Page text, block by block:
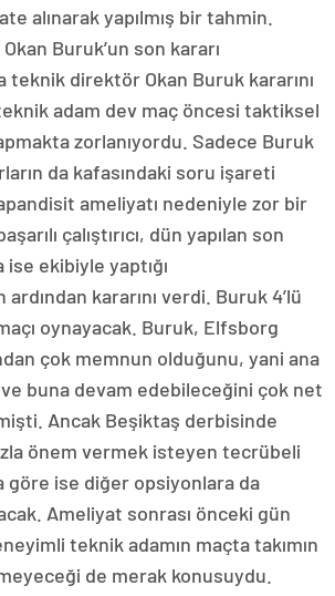
alınarak yapılmış bir tahmin.
Buruk’un son kararı
teknik direktör Okan Buruk kararını
adam dev maç öncesi taktiksel
zorlanıyordu. Sadece Buruk
da kafasındaki soru işareti
ameliyatı nedeniyle zor bir
çalıştırıcı, dün yapılan son
ekibiyle yaptığı
kararını verdi. Buruk 4’lü
oynayacak. Buruk, Elfsborg
çok memnun olduğunu, yani ana
buna devam edebileceğini çok net
Ancak Beşiktaş derbisinde
önem vermek isteyen tecrübeli
göre ise diğer opsiyonlara da
Ameliyat sonrası önceki gün
teknik adamın maçta takımın
de merak konusuydu.